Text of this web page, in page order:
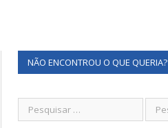
NÃO ENCONTROU O QUE QUERIA?